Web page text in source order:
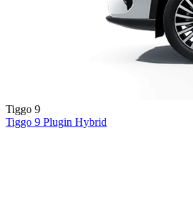
Tiggo 9
Tiggo 9 Plugin Hybrid